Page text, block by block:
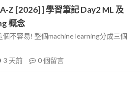
Z [2026] ] 學習筆記 Day2 ML 及
概念
不容易! 整個machine learning分成三個
3 天前 0個留言